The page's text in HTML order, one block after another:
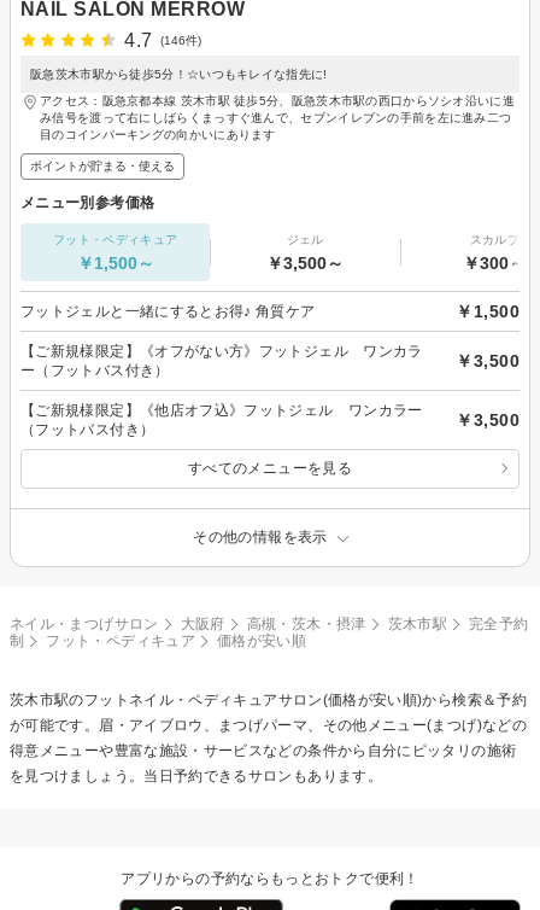
NAIL SALON MERROW
4.7
(146件)
阪急茨木市駅から徒歩5分！☆いつもキレイな指先に!
アクセス：阪急京都本線 茨木市駅 徒歩5分、阪急茨木市駅の西口からソシオ沿いに進
み信号を渡って右にしばらくまっすぐ進んで、セブンイレブンの手前を左に進み二つ
目のコインパーキングの向かいにあります
ポイントが貯まる・使える
メニュー別参考価格
フット・ペディキュア
￥1,500～
ジェル
￥3,500～
スカルプ
￥300～
フットジェルと一緒にするとお得♪ 角質ケア ￥1,500
【ご新規様限定】《オフがない方》フットジェル ワンカラ
ー（フットバス付き）
￥3,500
【ご新規様限定】《他店オフ込》フットジェル ワンカラー
（フットバス付き）
￥3,500
すべてのメニューを見る
その他の情報を表示
ネイル・まつげサロン 大阪府 高槻・茨木・摂津 茨木市駅
完全予約
制
フット・ペディキュア 価格が安い順
茨木市駅のフットネイル・ペディキュアサロン(価格が安い順)から検索＆予約
が可能です。眉・アイブロウ、まつげパーマ、その他メニュー(まつげ)などの
得意メニューや豊富な施設・サービスなどの条件から自分にピッタリの施術
を見つけましょう。当日予約できるサロンもあります。
アプリからの予約ならもっとおトクで便利！